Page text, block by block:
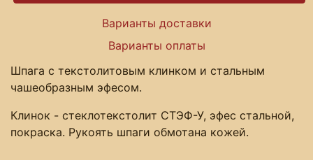
Варианты доставки
Варианты оплаты
Шпага с текстолитовым клинком и стальным
чашеобразным эфесом.
Клинок - стеклотекстолит СТЭФ-У, эфес стальной,
покраска. Рукоять шпаги обмотана кожей.